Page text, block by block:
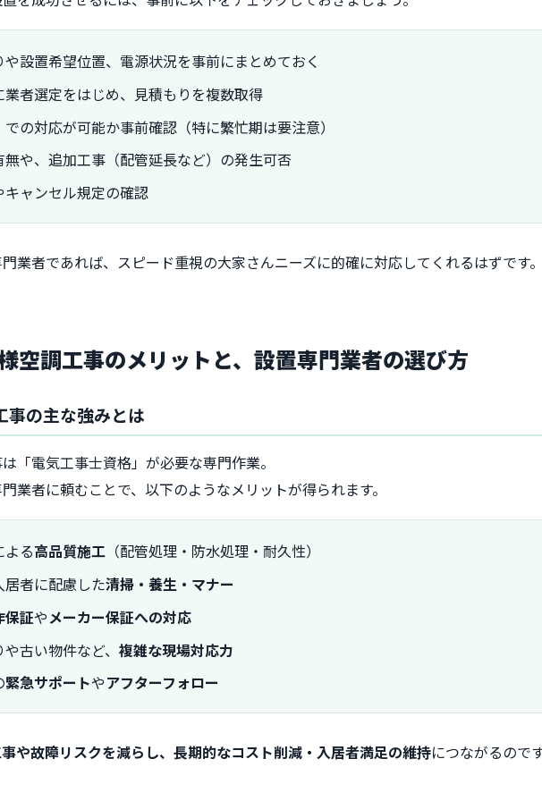
設置希望位置、電源状況を事前にまとめておく
者選定をはじめ、見積もりを複数取得
での対応が可能か事前確認（特に繁忙期は要注意）
や、追加工事（配管延長など）の発生可否
ャンセル規定の確認
業者であれば、スピード重視の大家さんニーズに的確に対応してくれるはずです
空調工事のメリットと、設置専門業者の選び方
事の主な強みとは
「電気工事士資格」が必要な専門作業。
業者に頼むことで、以下のようなメリットが得られます。
る高品質施工 （配管処理・防水処理・耐久性）
者に配慮した清掃・養生・マナー
保証やメーカー保証への対応
古い物件など、 複雑な現場対応力
緊急サポートやアフターフォロー
や故障リスクを減らし、長期的なコスト削減・入居者満足の維持につながるので